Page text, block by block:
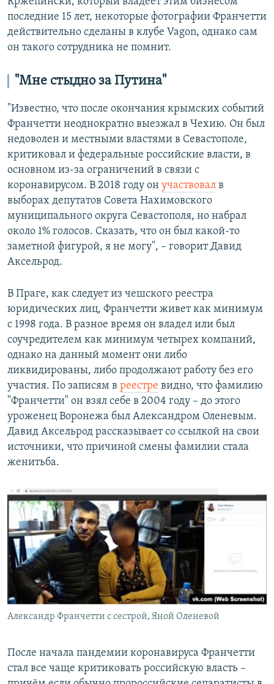
последние 15 лет, некоторые фотографии Франчетти
действительно сделаны в клубе Vagon, однако сам
он такого сотрудника не помнит.
"Мне стыдно за Путина"
"Известно, что после окончания крымских событий
Франчетти неоднократно выезжал в Чехию. Он был
недоволен и местными властями в Севастополе,
критиковал и федеральные российские власти, в
основном из-за ограничений в связи с
коронавирусом. В 2018 году он участвовал в
выборах депутатов Совета Нахимовского
муниципального округа Севастополя, но набрал
около 1% голосов. Сказать, что он был какой-то
заметной фигурой, я не могу", – говорит Давид
Аксельрод.
В Праге, как следует из чешского реестра
юридических лиц, Франчетти живет как минимум
с 1998 года. В разное время он владел или был
соучредителем как минимум четырех компаний,
однако на данный момент они либо
ликвидированы, либо продолжают работу без его
участия. По записям в реестре видно, что фамилию
"Франчетти" он взял себе в 2004 году – до этого
уроженец Воронежа был Александром Оленевым.
Давид Аксельрод рассказывает со ссылкой на свои
источники, что причиной смены фамилии стала
женитьба.
Александр Франчетти с сестрой, Яной Оленевой
После начала пандемии коронавируса Франчетти
стал все чаще критиковать российскую власть –